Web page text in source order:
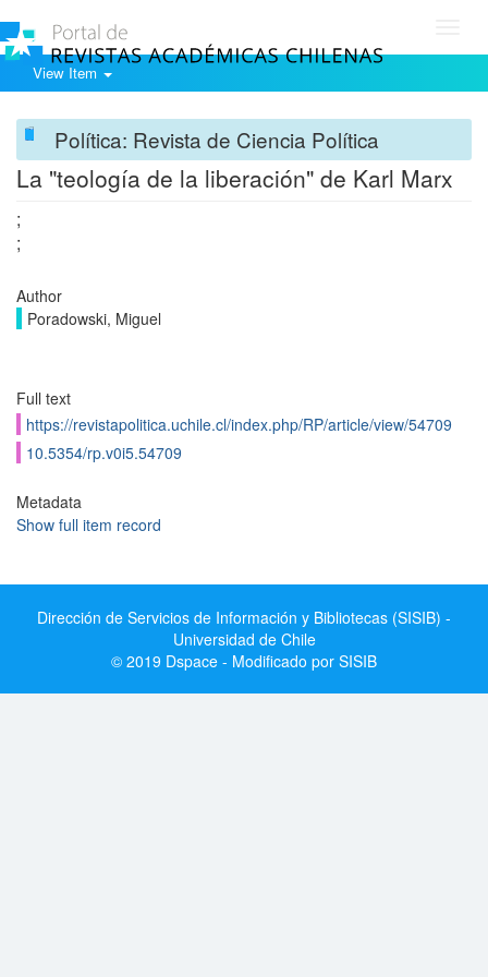
View Item
Política: Revista de Ciencia Política
La "teología de la liberación" de Karl Marx
;
;
Author
Poradowski, Miguel
Full text
https://revistapolitica.uchile.cl/index.php/RP/article/view/54709
10.5354/rp.v0i5.54709
Metadata
Show full item record
Dirección de Servicios de Información y Bibliotecas (SISIB) -
Universidad de Chile
© 2019 Dspace - Modificado por SISIB